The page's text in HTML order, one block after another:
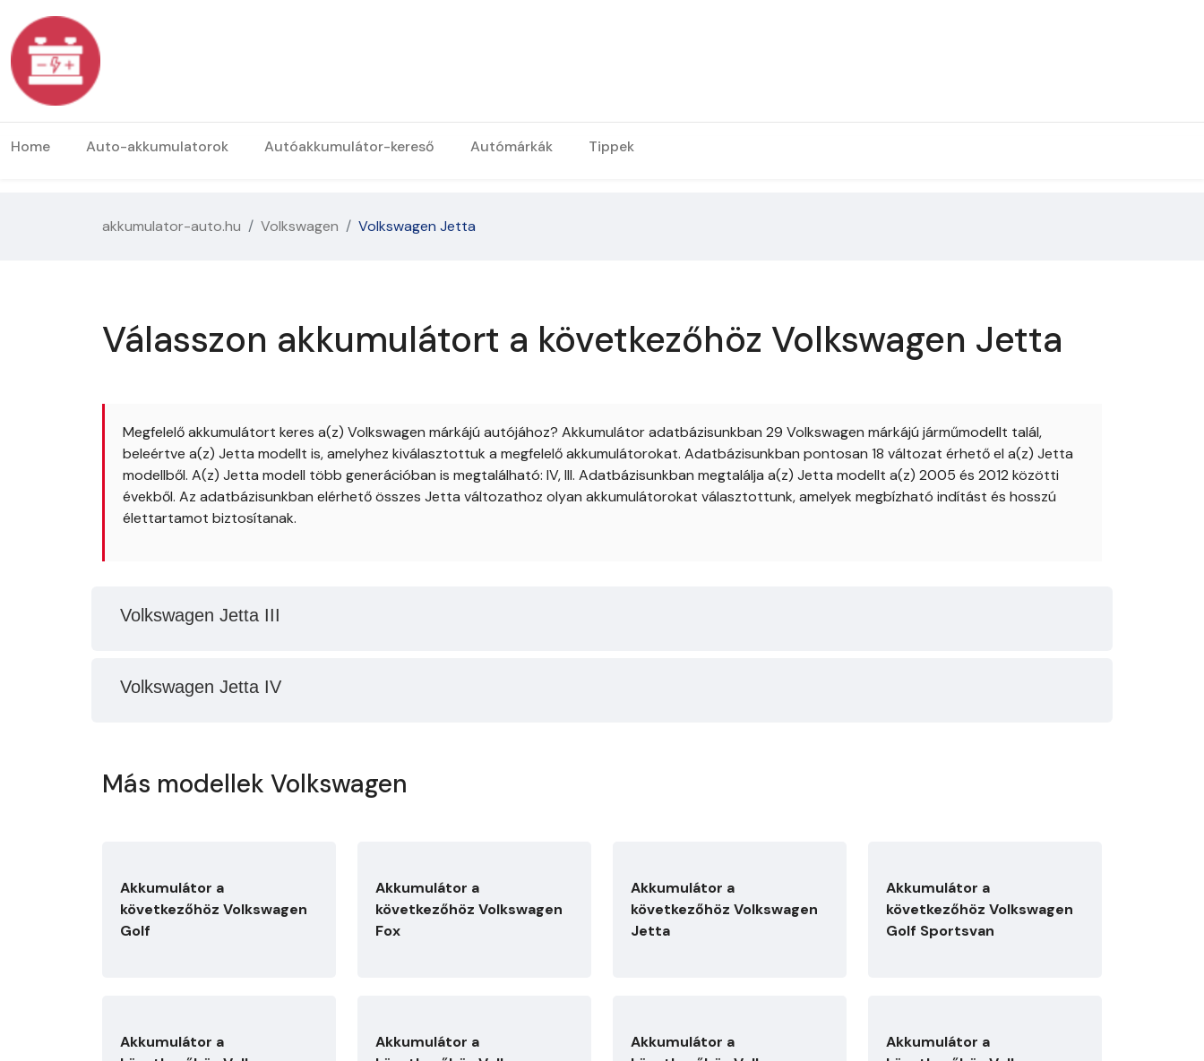
Home Auto-akkumulatorok Autóakkumulátor-kereső Autómárkák Tippek
akkumulator-auto.hu Volkswagen Volkswagen Jetta
Válasszon akkumulátort a következőhöz Volkswagen Jetta
Megfelelő akkumulátort keres a(z) Volkswagen márkájú autójához? Akkumulátor adatbázisunkban 29 Volkswagen márkájú járműmodellt talál,
beleértve a(z) Jetta modellt is, amelyhez kiválasztottuk a megfelelő akkumulátorokat. Adatbázisunkban pontosan 18 változat érhető el a(z) Jetta
modellből. A(z) Jetta modell több generációban is megtalálható: IV, III. Adatbázisunkban megtalálja a(z) Jetta modellt a(z) 2005 és 2012 közötti
évekből. Az adatbázisunkban elérhető összes Jetta változathoz olyan akkumulátorokat választottunk, amelyek megbízható indítást és hosszú
élettartamot biztosítanak.
Volkswagen Jetta III
Volkswagen Jetta IV
Más modellek Volkswagen
Akkumulátor a
következőhöz Volkswagen
Golf
Akkumulátor a
következőhöz Volkswagen
Fox
Akkumulátor a
következőhöz Volkswagen
Jetta
Akkumulátor a
következőhöz Volkswagen
Golf Sportsvan
Akkumulátor a
Akkumulátor a
Akkumulátor a
Akkumulátor a